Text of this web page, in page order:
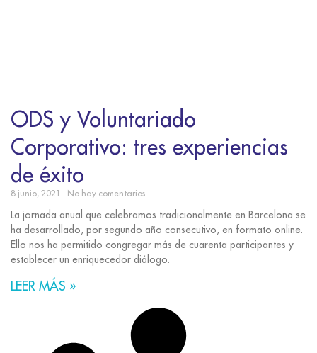
ODS y Voluntariado
Corporativo: tres experiencias
de éxito
8 junio, 2021 No hay comentarios
La jornada anual que celebramos tradicionalmente en Barcelona se
ha desarrollado, por segundo año consecutivo, en formato online.
Ello nos ha permitido congregar más de cuarenta participantes y
establecer un enriquecedor diálogo.
LEER MÁS »